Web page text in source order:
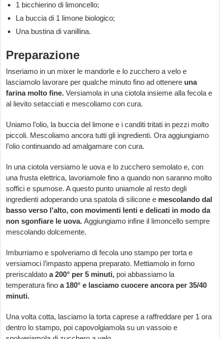
1 bicchierino di limoncello;
La buccia di 1 limone biologico;
Una bustina di vanillina.
Preparazione
Inseriamo in un mixer le mandorle e lo zucchero a velo e
lasciamolo lavorare per qualche minuto fino ad ottenere una
farina molto fine. Versiamola in una ciotola insieme alla fecola e
al lievito setacciati e mescoliamo con cura.
Uniamo l’olio, la buccia del limone e i canditi tritati in pezzi molto
piccoli. Mescoliamo ancora tutti gli ingredienti. Ora aggiungiamo
l’olio continuando ad amalgamare con cura.
In una ciotola versiamo le uova e lo zucchero semolato e, con
una frusta elettrica, lavoriamole fino a quando non saranno molto
soffici e spumose. A questo punto uniamole al resto degli
ingredienti adoperando una spatola di silicone e mescolando dal
basso verso l’alto, con movimenti lenti e delicati in modo da
non sgonfiare le uova. Aggiungiamo infine il limoncello sempre
mescolando dolcemente.
Imburriamo e spolveriamo di fecola uno stampo per torta e
versiamoci l’impasto appena preparato. Mettiamolo in forno
preriscaldatoa 200° per 5 minuti, poi abbassiamo la
temperatura fino a 180° e lasciamo cuocere ancora per 35/40
minuti.
Una volta cotta, lasciamo la torta caprese a raffreddare per 1 ora
dentro lo stampo, poi capovolgiamola su un vassoio e